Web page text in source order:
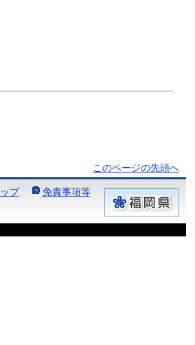
このページの先頭へ
プ 免責事項等